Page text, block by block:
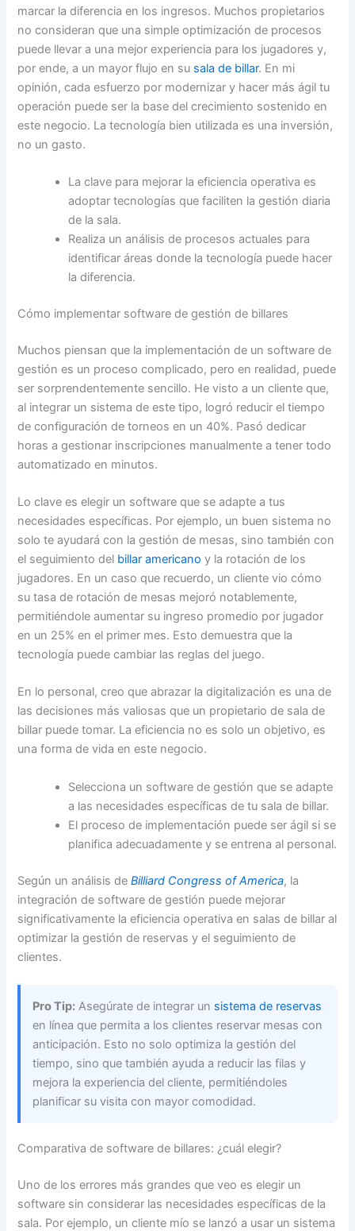
marcar la diferencia en los ingresos. Muchos propietarios
no consideran que una simple optimización de procesos
puede llevar a una mejor experiencia para los jugadores y,
por ende, a un mayor flujo en su sala de billar. En mi
opinión, cada esfuerzo por modernizar y hacer más ágil tu
operación puede ser la base del crecimiento sostenido en
este negocio. La tecnología bien utilizada es una inversión,
no un gasto.
La clave para mejorar la eficiencia operativa es
adoptar tecnologías que faciliten la gestión diaria
de la sala.
Realiza un análisis de procesos actuales para
identificar áreas donde la tecnología puede hacer
la diferencia.
Cómo implementar software de gestión de billares
Muchos piensan que la implementación de un software de
gestión es un proceso complicado, pero en realidad, puede
ser sorprendentemente sencillo. He visto a un cliente que,
al integrar un sistema de este tipo, logró reducir el tiempo
de configuración de torneos en un 40%. Pasó dedicar
horas a gestionar inscripciones manualmente a tener todo
automatizado en minutos.
Lo clave es elegir un software que se adapte a tus
necesidades específicas. Por ejemplo, un buen sistema no
solo te ayudará con la gestión de mesas, sino también con
el seguimiento del billar americano y la rotación de los
jugadores. En un caso que recuerdo, un cliente vio cómo
su tasa de rotación de mesas mejoró notablemente,
permitiéndole aumentar su ingreso promedio por jugador
en un 25% en el primer mes. Esto demuestra que la
tecnología puede cambiar las reglas del juego.
En lo personal, creo que abrazar la digitalización es una de
las decisiones más valiosas que un propietario de sala de
billar puede tomar. La eficiencia no es solo un objetivo, es
una forma de vida en este negocio.
Selecciona un software de gestión que se adapte
a las necesidades específicas de tu sala de billar.
El proceso de implementación puede ser ágil si se
planifica adecuadamente y se entrena al personal.
Según un análisis deBilliard Congress of America, la
integración de software de gestión puede mejorar
significativamente la eficiencia operativa en salas de billar al
optimizar la gestión de reservas y el seguimiento de
clientes.
Pro Tip: Asegúrate de integrar un sistema de reservas
en línea que permita a los clientes reservar mesas con
anticipación. Esto no solo optimiza la gestión del
tiempo, sino que también ayuda a reducir las filas y
mejora la experiencia del cliente, permitiéndoles
planificar su visita con mayor comodidad.
Comparativa de software de billares: ¿cuál elegir?
Uno de los errores más grandes que veo es elegir un
software sin considerar las necesidades específicas de la
sala. Por ejemplo, un cliente mío se lanzó a usar un sistema